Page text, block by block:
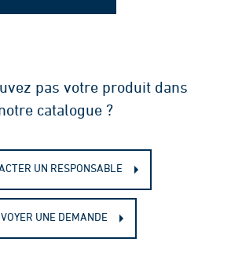
pas votre produit dans
catalogue ?
UN RESPONSABLE
UNE DEMANDE